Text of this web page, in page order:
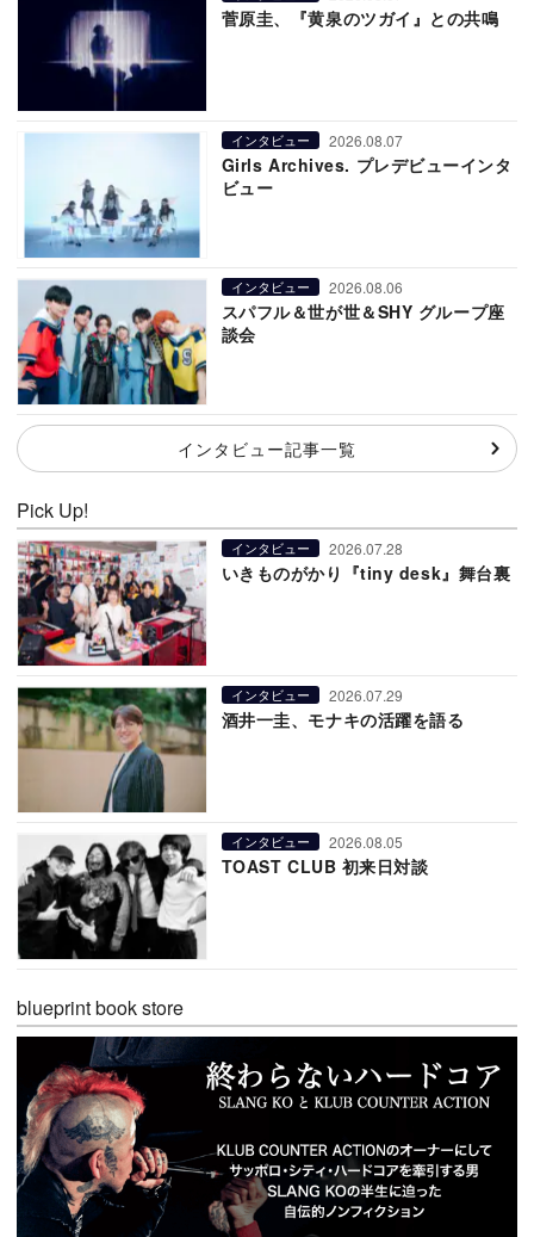
菅原圭、『黄泉のツガイ』との共鳴
インタビュー 2026.08.07
Girls Archives. プレデビューインタ
ビュー
インタビュー 2026.08.06
スパフル＆世が世＆SHY グループ座
談会
インタビュー記事一覧
Pick Up!
インタビュー 2026.07.28
いきものがかり『tiny desk』舞台裏
インタビュー 2026.07.29
酒井一圭、モナキの活躍を語る
インタビュー 2026.08.05
TOAST CLUB 初来日対談
blueprint book store